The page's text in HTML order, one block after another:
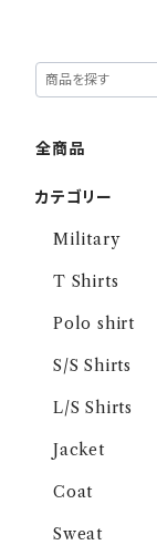
全商品
カテゴリー
Military
T Shirts
Polo shirt
S/S Shirts
L/S Shirts
Jacket
Coat
Sweat